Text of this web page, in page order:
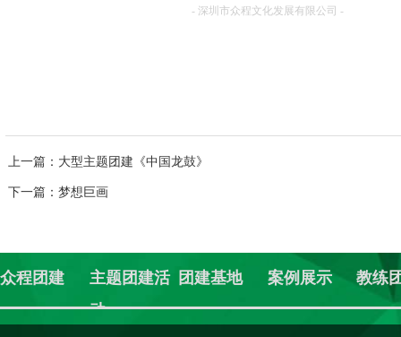
- 深圳市众程文化发展有限公司 -
上一篇：大型主题团建《中国龙鼓》
下一篇：梦想巨画
众程团建
主题团建活
动
团建基地 案例展示 教练